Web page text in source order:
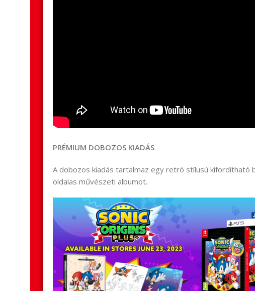
PRÉMIUM DOBOZOS KIADÁS
A dobozos kiadás tartalmaz egy retró stílusú kifordítható
oldalas művészeti albumot.